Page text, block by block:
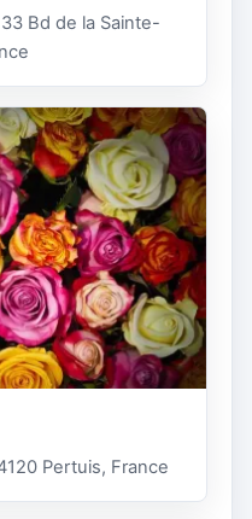
Bd de la Sainte-
Pertuis, France